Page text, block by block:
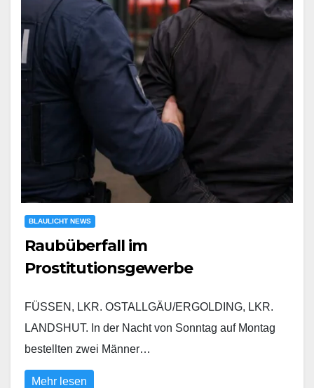
BLAULICHT NEWS
Raubüberfall im
Prostitutionsgewerbe
FÜSSEN, LKR. OSTALLGÄU/ERGOLDING, LKR.
LANDSHUT. In der Nacht von Sonntag auf Montag
bestellten zwei Männer…
Mehr lesen